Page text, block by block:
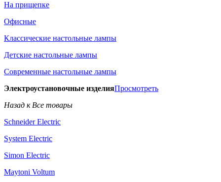
На прищепке
Офисные
Классические настольные лампы
Детские настольные лампы
Современные настольные лампы
Электроустановочные изделияПросмотреть
Назад к Все товары
Schneider Electric
System Electric
Simon Electric
Maytoni Voltum